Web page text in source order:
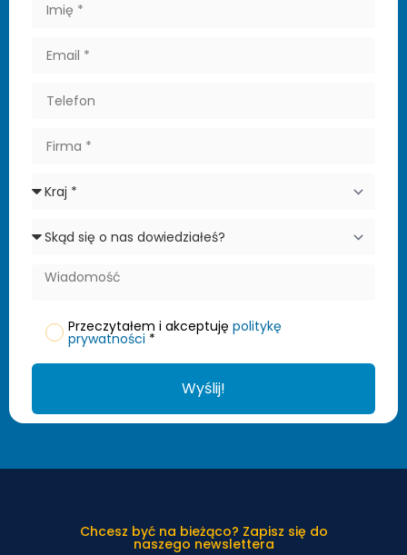
Przeczytałem i akceptuję politykę
prywatności *
Wyślij!
Chcesz być na bieżąco? Zapisz się do
naszego newslettera